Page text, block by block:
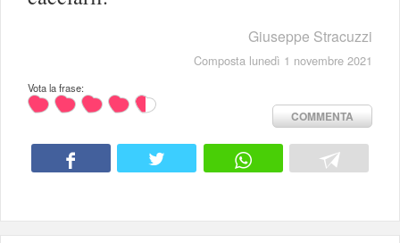
Giuseppe Stracuzzi
Composta lunedì 1 novembre 2021
Vota la frase:
COMMENTA